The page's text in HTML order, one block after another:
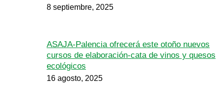
8 septiembre, 2025
ASAJA-Palencia ofrecerá este otoño nuevos
cursos de elaboración-cata de vinos y quesos
ecológicos
16 agosto, 2025